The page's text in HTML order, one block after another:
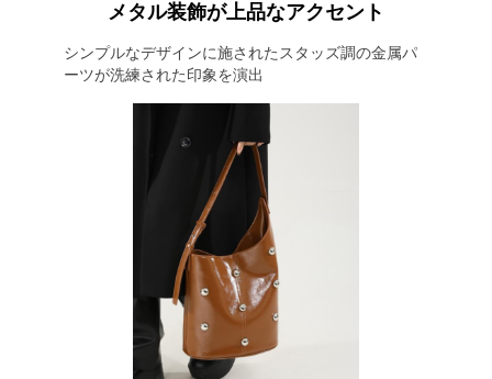
メタル装飾が上品なアクセント
シンプルなデザインに施されたスタッズ調の金属パ
ーツが洗練された印象を演出